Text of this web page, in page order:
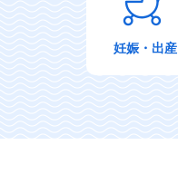
妊娠・出産